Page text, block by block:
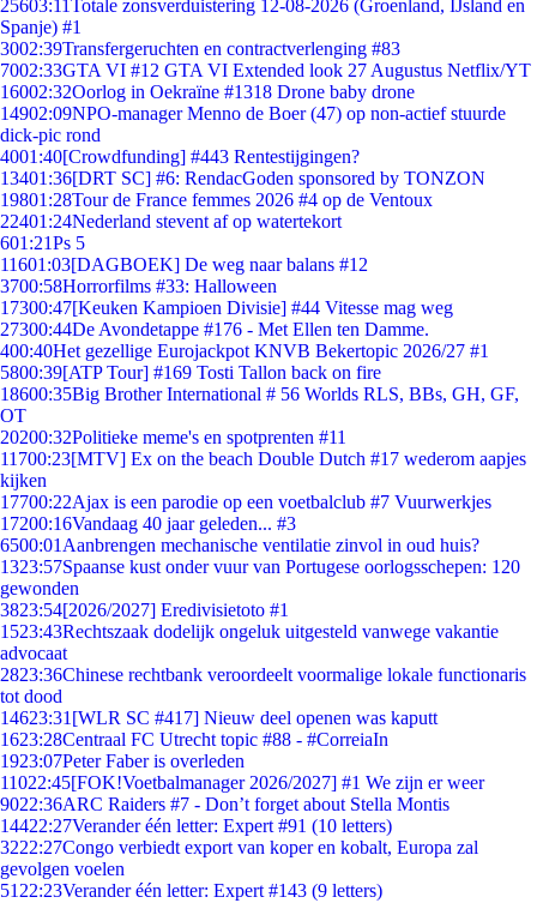
25603:11Totale zonsverduistering 12-08-2026 (Groenland, IJsland en
Spanje) #1
3002:39Transfergeruchten en contractverlenging #83
7002:33GTA VI #12 GTA VI Extended look 27 Augustus Netflix/YT
16002:32Oorlog in Oekraïne #1318 Drone baby drone
14902:09NPO-manager Menno de Boer (47) op non-actief stuurde
dick-pic rond
4001:40[Crowdfunding] #443 Rentestijgingen?
13401:36[DRT SC] #6: RendacGoden sponsored by TONZON
19801:28Tour de France femmes 2026 #4 op de Ventoux
22401:24Nederland stevent af op watertekort
601:21Ps 5
11601:03[DAGBOEK] De weg naar balans #12
3700:58Horrorfilms #33: Halloween
17300:47[Keuken Kampioen Divisie] #44 Vitesse mag weg
27300:44De Avondetappe #176 - Met Ellen ten Damme.
400:40Het gezellige Eurojackpot KNVB Bekertopic 2026/27 #1
5800:39[ATP Tour] #169 Tosti Tallon back on fire
18600:35Big Brother International # 56 Worlds RLS, BBs, GH, GF,
OT
20200:32Politieke meme's en spotprenten #11
11700:23[MTV] Ex on the beach Double Dutch #17 wederom aapjes
kijken
17700:22Ajax is een parodie op een voetbalclub #7 Vuurwerkjes
17200:16Vandaag 40 jaar geleden... #3
6500:01 Aanbrengen mechanische ventilatie zinvol in oud huis?
1323:57Spaanse kust onder vuur van Portugese oorlogsschepen: 120
gewonden
3823:54[2026/2027] Eredivisietoto #1
1523:43Rechtszaak dodelijk ongeluk uitgesteld vanwege vakantie
advocaat
2823:36Chinese rechtbank veroordeelt voormalige lokale functionaris
tot dood
14623:31 [WLR SC #417] Nieuw deel openen was kaputt
1623:28Centraal FC Utrecht topic #88 - #CorreiaIn
1923:07Peter Faber is overleden
11022:45[FOK!Voetbalmanager 2026/2027] #1 We zijn er weer
9022:36ARC Raiders #7 - Don’t forget about Stella Montis
14422:27Verander één letter: Expert #91 (10 letters)
3222:27Congo verbiedt export van koper en kobalt, Europa zal
gevolgen voelen
51 22:23Verander één letter: Expert #143 (9 letters)